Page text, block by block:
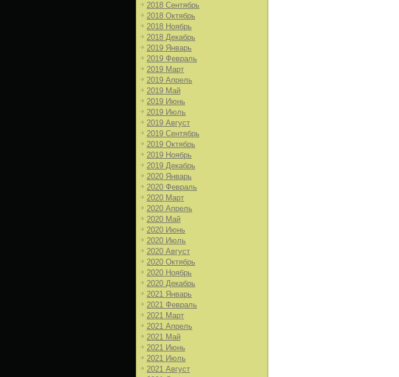
2018 Сентябрь
2018 Октябрь
2018 Ноябрь
2018 Декабрь
2019 Январь
2019 Февраль
2019 Март
2019 Апрель
2019 Май
2019 Июнь
2019 Июль
2019 Август
2019 Сентябрь
2019 Октябрь
2019 Ноябрь
2019 Декабрь
2020 Январь
2020 Февраль
2020 Март
2020 Апрель
2020 Май
2020 Июнь
2020 Июль
2020 Август
2020 Октябрь
2020 Ноябрь
2020 Декабрь
2021 Январь
2021 Февраль
2021 Март
2021 Апрель
2021 Май
2021 Июнь
2021 Июль
2021 Август